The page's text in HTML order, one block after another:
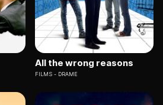
All the wrong reasons
FILMS DRAME